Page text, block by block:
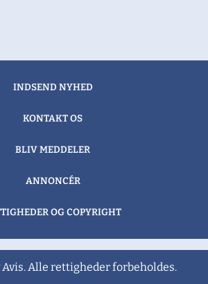
INDSEND NYHED
KONTAKT OS
BLIV MEDDELER
ANNONCÉR
OG COPYRIGHT
Alle rettigheder forbeholdes.